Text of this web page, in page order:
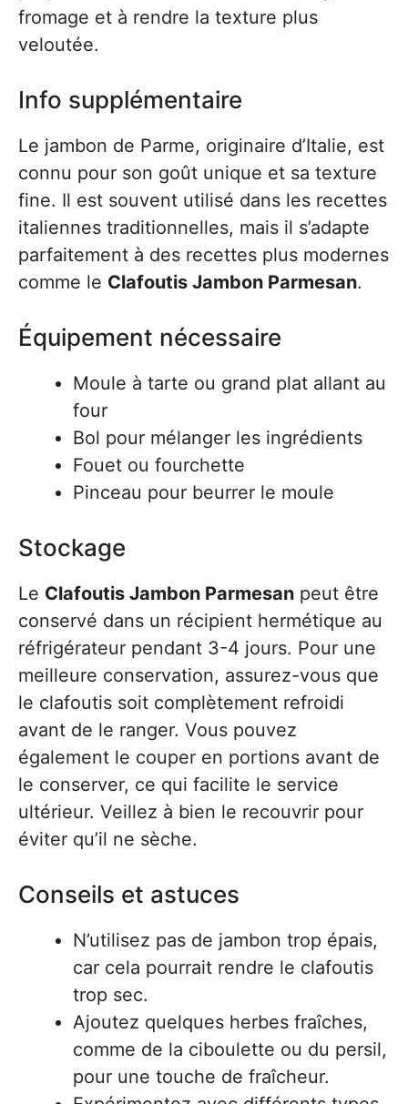
fromage et à rendre la texture plus
veloutée.
Info supplémentaire
Le jambon de Parme, originaire d’Italie, est
connu pour son goût unique et sa texture
fine. Il est souvent utilisé dans les recettes
italiennes traditionnelles, mais il s’adapte
parfaitement à des recettes plus modernes
comme le Clafoutis Jambon Parmesan.
Équipement nécessaire
Moule à tarte ou grand plat allant au
four
Bol pour mélanger les ingrédients
Fouet ou fourchette
Pinceau pour beurrer le moule
Stockage
Le Clafoutis Jambon Parmesan peut être
conservé dans un récipient hermétique au
réfrigérateur pendant 3-4 jours. Pour une
meilleure conservation, assurez-vous que
le clafoutis soit complètement refroidi
avant de le ranger. Vous pouvez
également le couper en portions avant de
le conserver, ce qui facilite le service
ultérieur. Veillez à bien le recouvrir pour
éviter qu’il ne sèche.
Conseils et astuces
N’utilisez pas de jambon trop épais,
car cela pourrait rendre le clafoutis
trop sec.
Ajoutez quelques herbes fraîches,
comme de la ciboulette ou du persil,
pour une touche de fraîcheur.